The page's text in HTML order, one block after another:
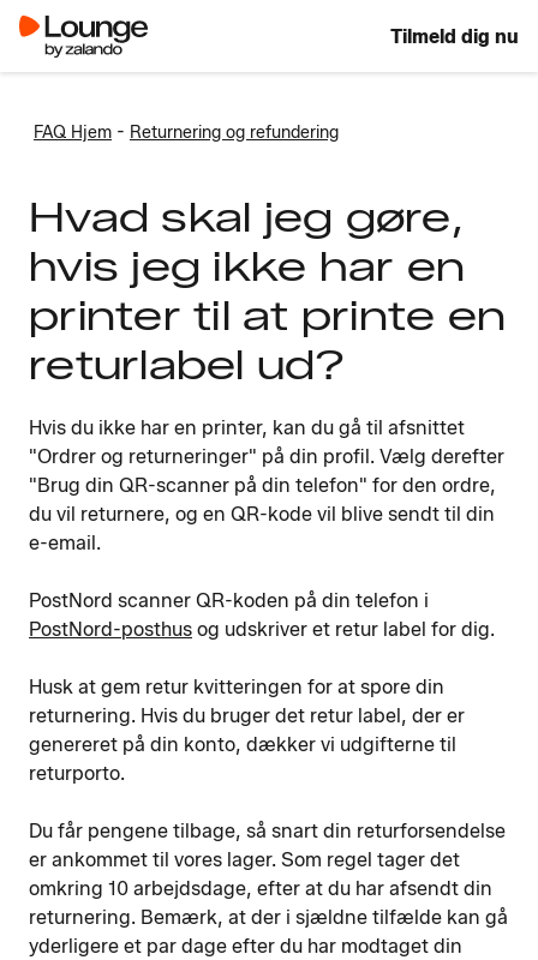
Tilmeld dig nu
FAQ Hjem - Returnering og refundering
Hvad skal jeg gøre,
hvis jeg ikke har en
printer til at printe en
returlabel ud?
Hvis du ikke har en printer, kan du gå til afsnittet
"Ordrer og returneringer" på din profil. Vælg derefter
"Brug din QR-scanner på din telefon" for den ordre,
du vil returnere, og en QR-kode vil blive sendt til din
e-email.
PostNord scanner QR-koden på din telefon i
PostNord-posthus og udskriver et retur label for dig.
Husk at gem retur kvitteringen for at spore din
returnering. Hvis du bruger det retur label, der er
genereret på din konto, dækker vi udgifterne til
returporto.
Du får pengene tilbage, så snart din returforsendelse
er ankommet til vores lager. Som regel tager det
omkring 10 arbejdsdage, efter at du har afsendt din
returnering. Bemærk, at der i sjældne tilfælde kan gå
yderligere et par dage efter du har modtaget din